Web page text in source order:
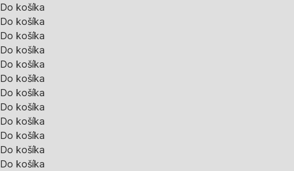
Do košíka
Do košíka
Do košíka
Do košíka
Do košíka
Do košíka
Do košíka
Do košíka
Do košíka
Do košíka
Do košíka
Do košíka